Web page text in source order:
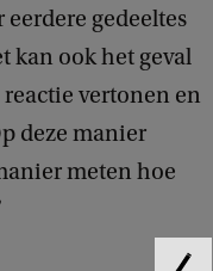
gedeeltes
kan ook het geval
vertonen en
deze manier
meten hoe